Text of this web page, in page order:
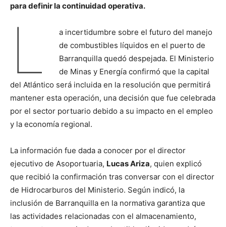
para definir la continuidad operativa.
L
a incertidumbre sobre el futuro del manejo
de combustibles líquidos en el puerto de
Barranquilla quedó despejada. El Ministerio
de Minas y Energía confirmó que la capital
del Atlántico será incluida en la resolución que permitirá
mantener esta operación, una decisión que fue celebrada
por el sector portuario debido a su impacto en el empleo
y la economía regional.
La información fue dada a conocer por el director
ejecutivo de Asoportuaria, Lucas Ariza, quien explicó
que recibió la confirmación tras conversar con el director
de Hidrocarburos del Ministerio. Según indicó, la
inclusión de Barranquilla en la normativa garantiza que
las actividades relacionadas con el almacenamiento,